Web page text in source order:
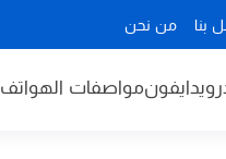
بنا من نحن
ايفونمواصفات الهواتف